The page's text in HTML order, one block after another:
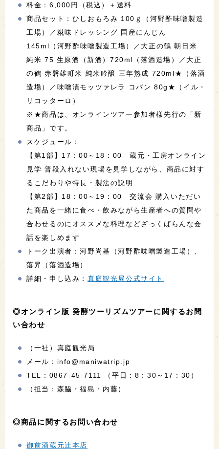
料金：6,000円（税込）＋送料
商品セット：ひしおもろみ 100ｇ（河野酢味噌製造
工場）／糀味ドレッシング 国産にんじん
145ml（河野酢味噌製造工場）／大正の鶴 朝日米
純米 75 生原酒（新酒）720ml（落酒造場）／大正
の鶴 赤磐雄町米 純米吟醸 三年熟成 720ml★（落酒
造場）／味噌漬モッツァレラ コバン 80g★（イル・
リコッターロ）
※★商品は、オンラインツアー参加者様先行の「新
商品」です。
スケジュール：
【第1部】17：00～18：00 蔵元・工房オンライン
見学 普段入れない現場を見学しながら、商品に対す
るこだわりや特長・製法の説明
【第2部】18：00～19：00 交流会 購入いただい
た商品を一緒に食べ・飲みながら生産者への質問や
合わせるのにオススメな料理などざっくばらんな会
話を楽しめます
トーク出演者：河野尚基（河野酢味噌製造工場）、
落昇（落酒造場）
詳細・申し込み：真庭観光局公式サイト
◎オンライン版 発酵ツーリズムツアーに関するお問
い合わせ
（一社）真庭観光局
メール：info@maniwatrip.jp
TEL：0867-45-7111 （平日：8：30～17：30）
（担当：森脇・福島・内藤）
◎商品に関するお問い合わせ
御前酒蔵元辻本店